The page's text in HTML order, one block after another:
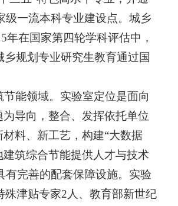
级一流本科专业建设点。城乡
在国家第四轮学科评估中，
乡规划专业研究生教育通过国
能领域。实验室定位是面向
导向，整合、发挥依托单位
料、新工艺，构建“大数据
筑综合节能提供人才与技术
有完善的配套保障设施。实验
津贴专家2人、教育部新世纪